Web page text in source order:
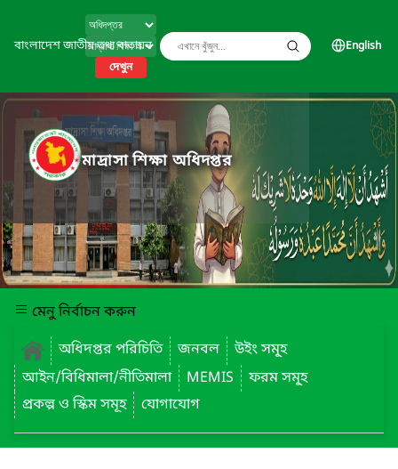
বাংলাদেশ জাতীয় তথ্য বাতায়ন
দেখুন
English
মাদ্রাসা শিক্ষা অধিদপ্তর
মেনু নির্বাচন করুন
অধিদপ্তর পরিচিতি
জনবল
উইং সমূ্হ
আইন/বিধিমালা/নীতিমালা
MEMIS
ফরম সমূ্হ
প্রকল্প ও স্কিম সমূহ
যোগাযোগ